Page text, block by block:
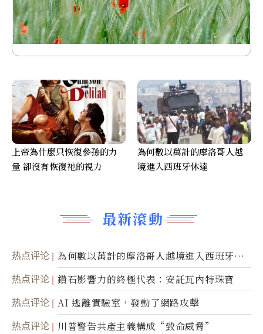
最新滾動
热点评论
為何數以萬計的摩洛哥人越境進入西班牙休
達
热点评论 鑽石影響力的終極代表：安託瓦內特珠寶
热点评论 AI 逃離實驗室，發動了網路攻擊
热点评论 川普警告共產主義構成“致命威脅”
上帝為什麼只恢復參孫的力
量 卻沒有恢復祂的視力
為何數以萬計的摩洛哥人越
境進入西班牙休達